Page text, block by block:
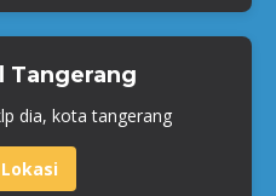
Tangerang
dia, kota tangerang